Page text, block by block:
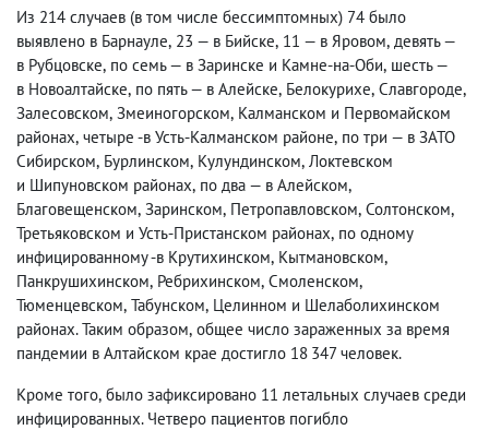
Из 214 случаев (в том числе бессимптомных) 74 было
выявлено в Барнауле, 23 — в Бийске, 11 — в Яровом, девять —
в Рубцовске, по семь — в Заринске и Камне-на-Оби, шесть —
в Новоалтайске, по пять — в Алейске, Белокурихе, Славгороде,
Залесовском, Змеиногорском, Калманском и Первомайском
районах, четыре -в Усть-Калманском районе, по три — в ЗАТО
Сибирском, Бурлинском, Кулундинском, Локтевском
и Шипуновском районах, по два — в Алейском,
Благовещенском, Заринском, Петропавловском, Солтонском,
Третьяковском и Усть-Пристанском районах, по одному
инфицированному -в Крутихинском, Кытмановском,
Панкрушихинском, Ребрихинском, Смоленском,
Тюменцевском, Табунском, Целинном и Шелаболихинском
районах. Таким образом, общее число зараженных за время
пандемии в Алтайском крае достигло 18 347 человек.
Кроме того, было зафиксировано 11 летальных случаев среди
инфицированных. Четверо пациентов погибло